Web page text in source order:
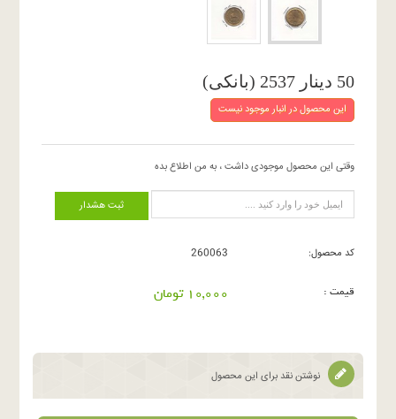
50 دینار 2537 (بانکی)
این محصول در انبار موجود نیست
وقتی این محصول موجودی داشت ، به من اطلاع بده
ثبت هشدار
کد محصول: 260063
قیمت : 10,000 تومان
نوشتن نقد برای این محصول